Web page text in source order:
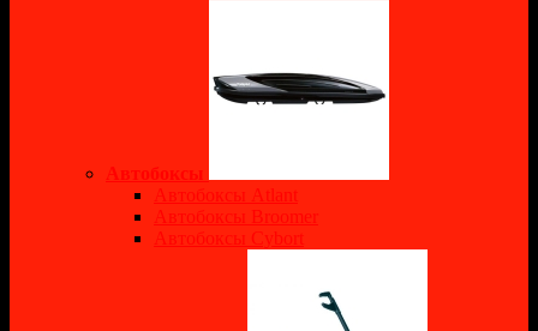
Автобоксы
Автобоксы Atlant
Автобоксы Broomer
Автобоксы Cybort